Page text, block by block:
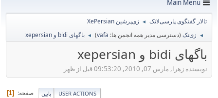
Main Menu
تالار گفتگوی پارسی‌لاتک ◄ زی‌پرشین XePersian
◄ زی‌تک (دسترسی مدیر همه انجمن ها: vafa
)
◄ باگهای bidi و xepersian
باگهای bidi و xepersian
نویسنده زهرا, مارس 07, 2010, 09:53:20 قبل از ظهر
پایین صفحه 1 USER ACTIONS